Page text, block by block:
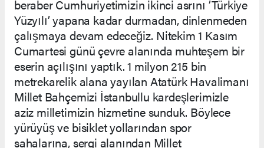
beraber Cumhuriyetimizin ikinci asrını ’Türkiye
Yüzyılı’ yapana kadar durmadan, dinlenmeden
çalışmaya devam edeceğiz. Nitekim 1 Kasım
Cumartesi günü çevre alanında muhteşem bir
eserin açılışını yaptık. 1 milyon 215 bin
metrekarelik alana yayılan Atatürk Havalimanı
Millet Bahçemizi İstanbullu kardeşlerimizle
aziz milletimizin hizmetine sunduk. Böylece
yürüyüş ve bisiklet yollarından spor
sahalarına, sergi alanından Millet